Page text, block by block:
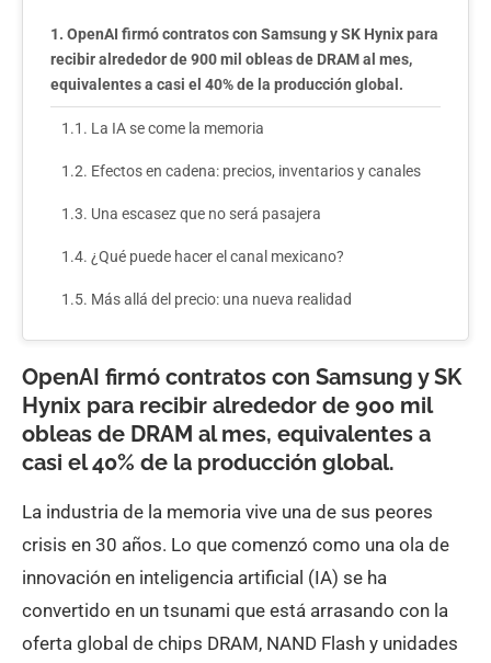
OpenAI firmó contratos con Samsung y SK Hynix para
recibir alrededor de 900 mil obleas de DRAM al mes,
equivalentes a casi el 40% de la producción global.
La IA se come la memoria
Efectos en cadena: precios, inventarios y canales
Una escasez que no será pasajera
¿Qué puede hacer el canal mexicano?
Más allá del precio: una nueva realidad
OpenAI firmó contratos con Samsung y SK
Hynix para recibir alrededor de 900 mil
obleas de DRAM al mes, equivalentes a
casi el 40% de la producción global.
La industria de la memoria vive una de sus peores
crisis en 30 años. Lo que comenzó como una ola de
innovación en inteligencia artificial (IA) se ha
convertido en un tsunami que está arrasando con la
oferta global de chips DRAM, NAND Flash y unidades